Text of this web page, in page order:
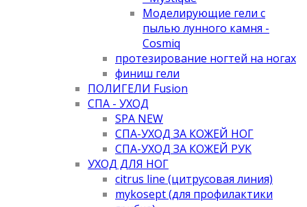
Моделирующие гели с
пылью лунного камня -
Cosmiq
протезирование ногтей на ногах
финиш гели
ПОЛИГЕЛИ Fusion
СПА - УХОД
SPA NEW
СПА-УХОД ЗА КОЖЕЙ НОГ
СПА-УХОД ЗА КОЖЕЙ РУК
УХОД ДЛЯ НОГ
citrus line (цитрусовая линия)
mykosept (для профилактики